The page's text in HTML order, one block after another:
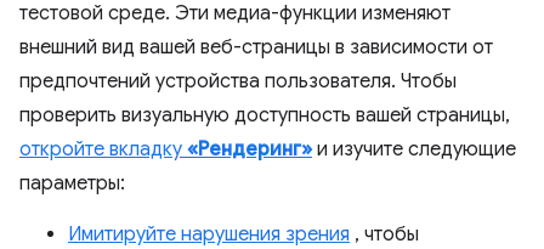
тестовой среде. Эти медиа-функции изменяют
внешний вид вашей веб-страницы в зависимости от
предпочтений устройства пользователя. Чтобы
проверить визуальную доступность вашей страницы,
откройте вкладку «Рендеринг» и изучите следующие
параметры:
Имитируйте нарушения зрения , чтобы